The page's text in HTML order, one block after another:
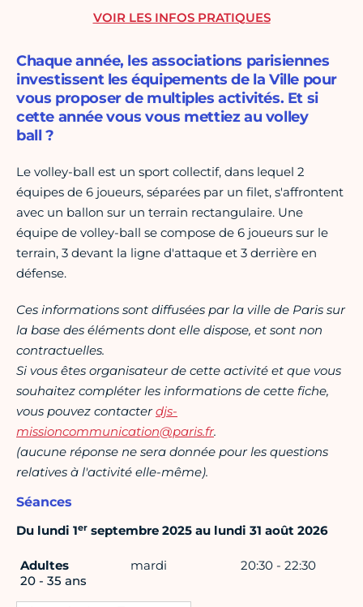
Chaque année, les associations parisiennes
investissent les équipements de la Ville pour
vous proposer de multiples activités. Et si
cette année vous vous mettiez au volley
ball ?
Le volley-ball est un sport collectif, dans lequel 2
équipes de 6 joueurs, séparées par un filet, s'affrontent
avec un ballon sur un terrain rectangulaire. Une
équipe de volley-ball se compose de 6 joueurs sur le
terrain, 3 devant la ligne d'attaque et 3 derrière en
défense.
Ces informations sont diffusées par la ville de Paris sur
la base des éléments dont elle dispose, et sont non
contractuelles.
Si vous êtes organisateur de cette activité et que vous
souhaitez compléter les informations de cette fiche,
vous pouvez contacterdjs-
missioncommunication@paris.fr.
(aucune réponse ne sera donnée pour les questions
relatives à l'activité elle-même).
Séances
Du lundi 1er septembre 2025 au lundi 31 août 2026
Adultes
20 - 35 ans
mardi 20:30 - 22:30
VOIR LES INFOS PRATIQUES